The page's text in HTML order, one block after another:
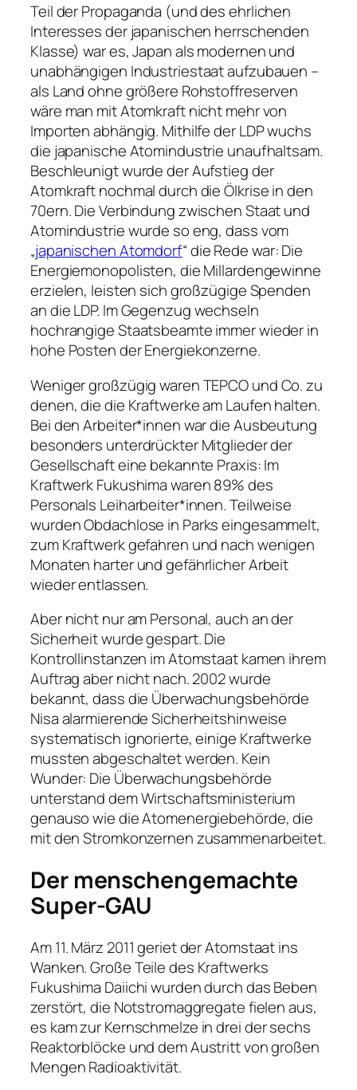
Teil der Propaganda (und des ehrlichen
Interesses der japanischen herrschenden
Klasse) war es, Japan als modernen und
unabhängigen Industriestaat aufzubauen –
als Land ohne größere Rohstoffreserven
wäre man mit Atomkraft nicht mehr von
Importen abhängig. Mithilfe der LDP wuchs
die japanische Atomindustrie unaufhaltsam.
Beschleunigt wurde der Aufstieg der
Atomkraft nochmal durch die Ölkrise in den
70ern. Die Verbindung zwischen Staat und
Atomindustrie wurde so eng, dass vom
„japanischen Atomdorf“ die Rede war: Die
Energiemonopolisten, die Millardengewinne
erzielen, leisten sich großzügige Spenden
an die LDP. Im Gegenzug wechseln
hochrangige Staatsbeamte immer wieder in
hohe Posten der Energiekonzerne.
Weniger großzügig waren TEPCO und Co. zu
denen, die die Kraftwerke am Laufen halten.
Bei den Arbeiter*innen war die Ausbeutung
besonders unterdrückter Mitglieder der
Gesellschaft eine bekannte Praxis: Im
Kraftwerk Fukushima waren 89% des
Personals Leiharbeiter*innen. Teilweise
wurden Obdachlose in Parks eingesammelt,
zum Kraftwerk gefahren und nach wenigen
Monaten harter und gefährlicher Arbeit
wieder entlassen.
Aber nicht nur am Personal, auch an der
Sicherheit wurde gespart. Die
Kontrollinstanzen im Atomstaat kamen ihrem
Auftrag aber nicht nach. 2002 wurde
bekannt, dass die Überwachungsbehörde
Nisa alarmierende Sicherheitshinweise
systematisch ignorierte, einige Kraftwerke
mussten abgeschaltet werden. Kein
Wunder: Die Überwachungsbehörde
unterstand dem Wirtschaftsministerium
genauso wie die Atomenergiebehörde, die
mit den Stromkonzernen zusammenarbeitet.
Der menschengemachte
Super-GAU
Am 11. März 2011 geriet der Atomstaat ins
Wanken. Große Teile des Kraftwerks
Fukushima Daiichi wurden durch das Beben
zerstört, die Notstromaggregate fielen aus,
es kam zur Kernschmelze in drei der sechs
Reaktorblöcke und dem Austritt von großen
Mengen Radioaktivität.